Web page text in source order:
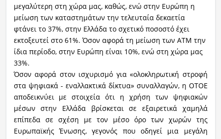
μεγαλύτερη στη χώρα μας, καθώς, ενώ στην Ευρώπη η
μείωση των καταστημάτων την τελευταία δεκαετία
φτάνει το 37%, στην Ελλάδα το σχετικό ποσοστό έχει
εκτοξευτεί στο 61%. Όσον αφορά τη μείωση των ΑΤΜ την
ίδια περίοδο, στην Ευρώπη είναι 10%, ενώ στη χώρα μας
33%.
Όσον αφορά στον ισχυρισμό για «ολοκληρωτική στροφή
στα ψηφιακά - εναλλακτικά δίκτυα» συναλλαγών, η ΟΤΟΕ
αποδεικνύει με στοιχεία ότι η χρήση των ψηφιακών
μέσων στην Ελλάδα βρίσκεται σε εξαιρετικά χαμηλά
επίπεδα σε σχέση με τον μέσο όρο των χωρών της
Ευρωπαϊκής Ένωσης, γεγονός που οδηγεί μια μεγάλη